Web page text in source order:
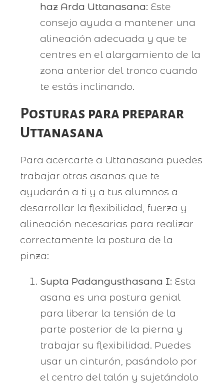
haz Arda Uttanasana: Este
consejo ayuda a mantener una
alineación adecuada y que te
centres en el alargamiento de la
zona anterior del tronco cuando
te estás inclinando.
Posturas para preparar
Uttanasana
Para acercarte a Uttanasana puedes
trabajar otras asanas que te
ayudarán a ti y a tus alumnos a
desarrollar la flexibilidad, fuerza y
alineación necesarias para realizar
correctamente la postura de la
pinza:
Supta Padangusthasana I: Esta
asana es una postura genial
para liberar la tensión de la
parte posterior de la pierna y
trabajar su flexibilidad. Puedes
usar un cinturón, pasándolo por
el centro del talón y sujetándolo